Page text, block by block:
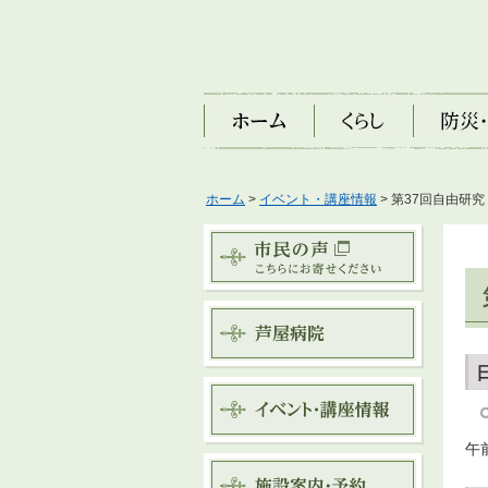
ホーム くらし 防災・安全
ホーム > イベント・講座情報 > 第37回自由研
午